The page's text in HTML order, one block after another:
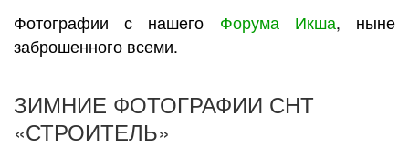
Фотографии с нашего Форума Икша, ныне
заброшенного всеми.
ЗИМНИЕ ФОТОГРАФИИ СНТ
«СТРОИТЕЛЬ»